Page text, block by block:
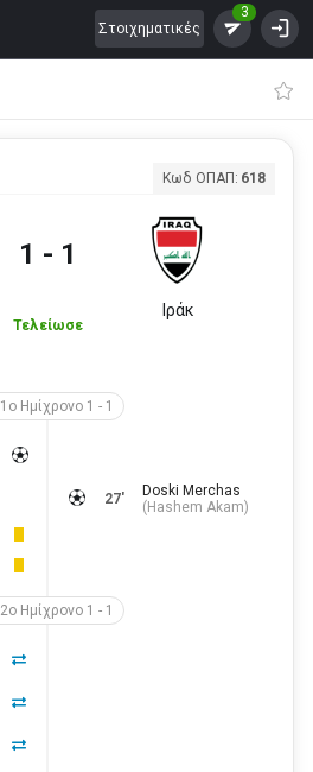
Στοιχηματικές
3
Κωδ ΟΠΑΠ: 618
1 - 1
Τελείωσε
Ιράκ
1ο Ημίχρονο 1 - 1
27'
Doski Merchas
( Hashem Akam)
2ο Ημίχρονο 1 - 1